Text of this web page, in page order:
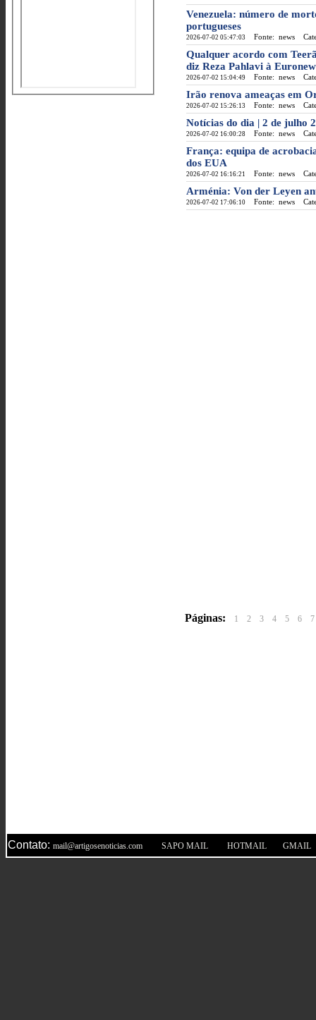
Venezuela: número de
portugueses
2026-07-02 05:47:03 Fonte: news
Qualquer acordo com
diz Reza Pahlavi à
2026-07-02 15:04:49 Fonte: news
Irão renova ameaças em
2026-07-02 15:26:13 Fonte: news
Notícias do dia | 2 de julho
2026-07-02 16:00:28 Fonte: news
França: equipa de
dos EUA
2026-07-02 16:16:21 Fonte: news
Arménia: Von der Leyen
2026-07-02 17:06:10 Fonte: news
Páginas: 1 2 3 4 5 6 7
Contato: mail@artigosenoticias.com SAPO MAIL HOTMAIL GMAIL